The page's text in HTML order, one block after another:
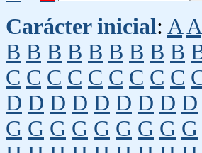
Carácter inicial: A A
B B B B B B B B B
C C C C C C C C C
D D D D D D D D D
G G G G G G G G G